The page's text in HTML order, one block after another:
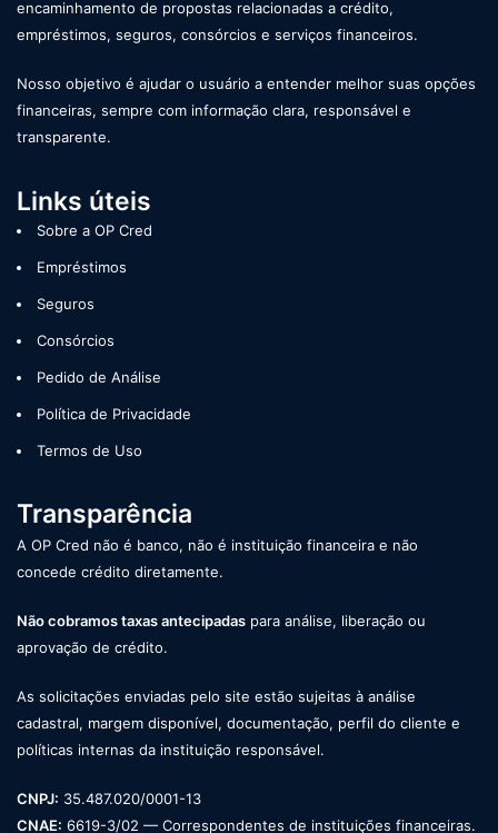
encaminhamento de propostas relacionadas a crédito,
empréstimos, seguros, consórcios e serviços financeiros.
Nosso objetivo é ajudar o usuário a entender melhor suas opções
financeiras, sempre com informação clara, responsável e
transparente.
Links úteis
Sobre a OP Cred
Empréstimos
Seguros
Consórcios
Pedido de Análise
Política de Privacidade
Termos de Uso
Transparência
A OP Cred não é banco, não é instituição financeira e não
concede crédito diretamente.
Não cobramos taxas antecipadas para análise, liberação ou
aprovação de crédito.
As solicitações enviadas pelo site estão sujeitas à análise
cadastral, margem disponível, documentação, perfil do cliente e
políticas internas da instituição responsável.
CNPJ: 35.487.020/0001-13
CNAE: 6619-3/02 — Correspondentes de instituições financeiras.